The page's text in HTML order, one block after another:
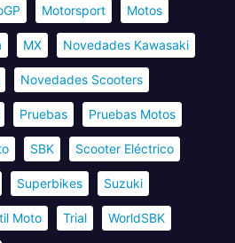
Motorsport Motos
MX Novedades Kawasaki
Novedades Scooters
Pruebas Pruebas Motos
SBK Scooter Eléctrico
Superbikes Suzuki
Moto Trial WorldSBK